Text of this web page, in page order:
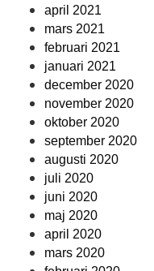
april 2021
mars 2021
februari 2021
januari 2021
december 2020
november 2020
oktober 2020
september 2020
augusti 2020
juli 2020
juni 2020
maj 2020
april 2020
mars 2020